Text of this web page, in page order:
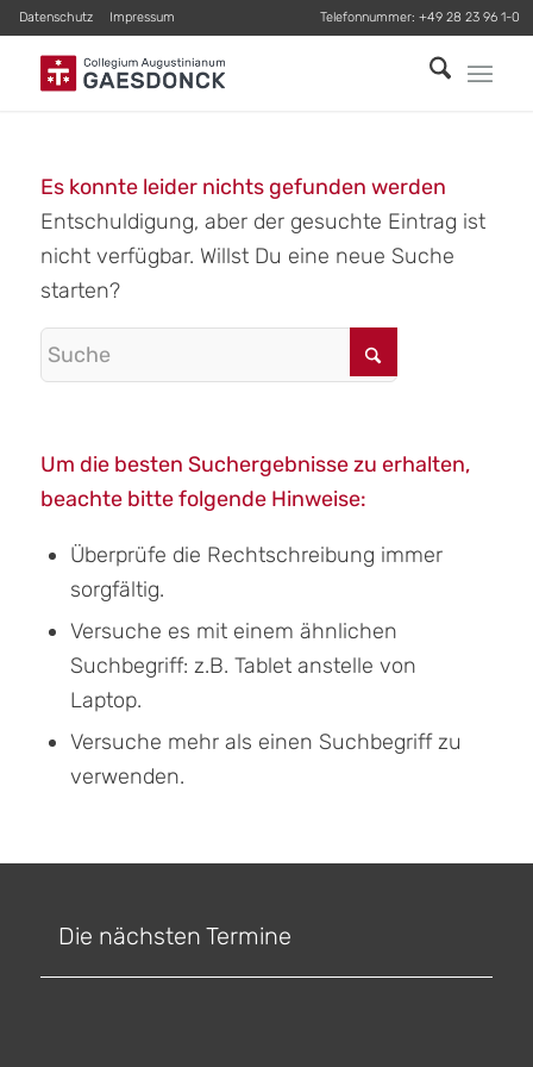
Datenschutz Impressum Telefonnummer: +49 28 23 96 1-0
Es konnte leider nichts gefunden werden
Entschuldigung, aber der gesuchte Eintrag ist
nicht verfügbar. Willst Du eine neue Suche
starten?
Um die besten Suchergebnisse zu erhalten,
beachte bitte folgende Hinweise:
Überprüfe die Rechtschreibung immer
sorgfältig.
Versuche es mit einem ähnlichen
Suchbegriff: z.B. Tablet anstelle von
Laptop.
Versuche mehr als einen Suchbegriff zu
verwenden.
Die nächsten Termine